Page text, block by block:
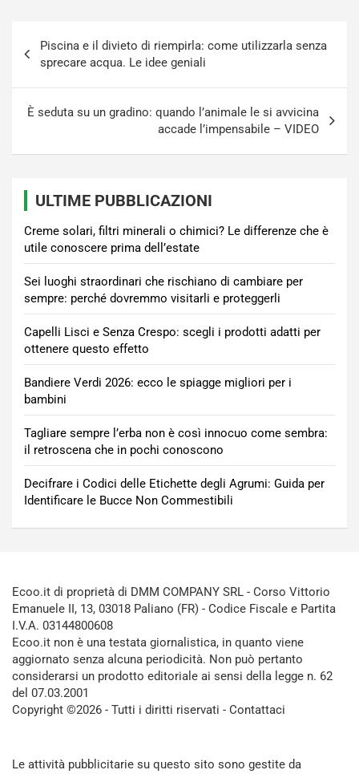
articoli
Piscina e il divieto di riempirla: come utilizzarla senza
sprecare acqua. Le idee geniali
È seduta su un gradino: quando l’animale le si avvicina
accade l’impensabile – VIDEO
ULTIME PUBBLICAZIONI
Creme solari, filtri minerali o chimici? Le differenze che è
utile conoscere prima dell’estate
Sei luoghi straordinari che rischiano di cambiare per
sempre: perché dovremmo visitarli e proteggerli
Capelli Lisci e Senza Crespo: scegli i prodotti adatti per
ottenere questo effetto
Bandiere Verdi 2026: ecco le spiagge migliori per i
bambini
Tagliare sempre l’erba non è così innocuo come sembra:
il retroscena che in pochi conoscono
Decifrare i Codici delle Etichette degli Agrumi: Guida per
Identificare le Bucce Non Commestibili
Ecoo.it di proprietà di DMM COMPANY SRL - Corso Vittorio
Emanuele II, 13, 03018 Paliano (FR) - Codice Fiscale e Partita
I.V.A. 03144800608
Ecoo.it non è una testata giornalistica, in quanto viene
aggiornato senza alcuna periodicità. Non può pertanto
considerarsi un prodotto editoriale ai sensi della legge n. 62
del 07.03.2001
Copyright ©2026 - Tutti i diritti riservati - Contattaci
Le attività pubblicitarie su questo sito sono gestite da